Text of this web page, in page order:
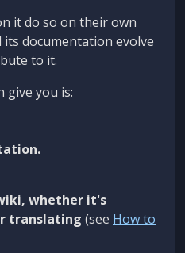
it do so on their own
documentation evolve
to it.
give you is:
whether it's
translating (see How to